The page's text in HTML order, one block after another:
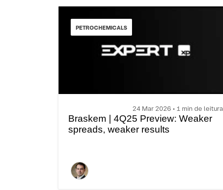
PETROCHEMICALS
24 Mar 2026 • 1 min de leitura
Braskem | 4Q25 Preview: Weaker
spreads, weaker results